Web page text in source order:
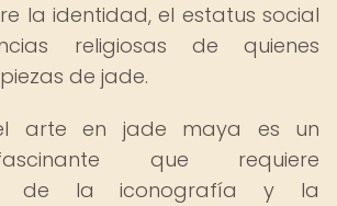
la identidad, el estatus social
religiosas de quienes
de jade.
arte en jade maya es un
que requiere
de la iconografía y la